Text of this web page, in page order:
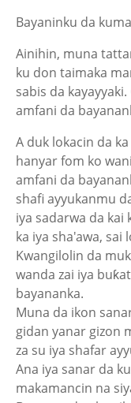
Bayaninku da
Ainihin, muna
ku don taimaka
sabis da
amfani da
A duk lokacin da
hanyar fom ko
amfani da
shafi ayyukanmu
iya sadarwa da kai
ka iya sha'awa, sai
Kwangilolin da
wanda zai iya
bayananka.
Muna da ikon
gidan yanar gizon
za su iya shafar
Ana iya sanar da
makamancin na